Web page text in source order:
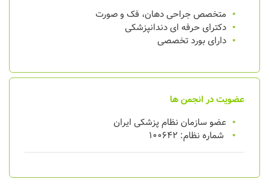
متخصص جراحی دهان، فک و صورت
دکترای حرفه‌ ای دندانپزشکی
دارای بورد تخصصی
عضویت در انجمن ها
عضو سازمان نظام پزشکی ایران
شماره نظام: 100642